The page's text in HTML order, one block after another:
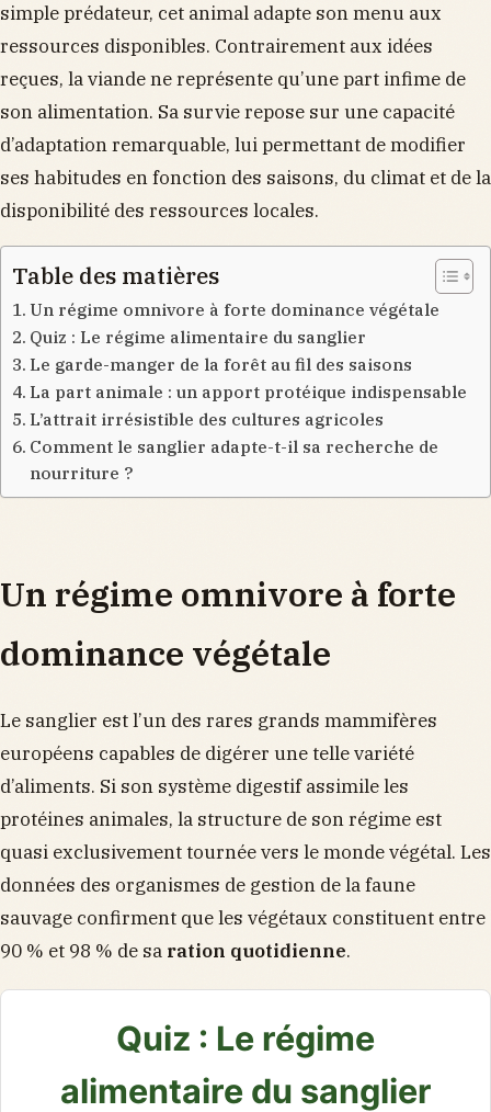
simple prédateur, cet animal adapte son menu aux
ressources disponibles. Contrairement aux idées
reçues, la viande ne représente qu’une part infime de
son alimentation. Sa survie repose sur une capacité
d’adaptation remarquable, lui permettant de modifier
ses habitudes en fonction des saisons, du climat et de la
disponibilité des ressources locales.
Table des matières
Un régime omnivore à forte dominance végétale
Quiz : Le régime alimentaire du sanglier
Le garde-manger de la forêt au fil des saisons
La part animale : un apport protéique indispensable
L’attrait irrésistible des cultures agricoles
Comment le sanglier adapte-t-il sa recherche de
nourriture ?
Un régime omnivore à forte
dominance végétale
Le sanglier est l’un des rares grands mammifères
européens capables de digérer une telle variété
d’aliments. Si son système digestif assimile les
protéines animales, la structure de son régime est
quasi exclusivement tournée vers le monde végétal. Les
données des organismes de gestion de la faune
sauvage confirment que les végétaux constituent entre
90 % et 98 % de sa ration quotidienne.
Quiz : Le régime
alimentaire du sanglier